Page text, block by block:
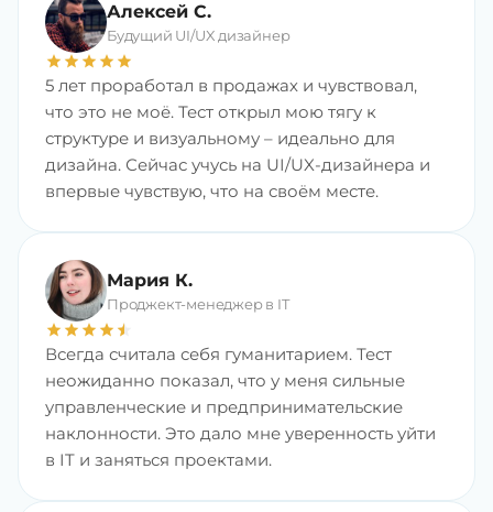
Алексей С.
Будущий UI/UX дизайнер
star star star star star
5 лет проработал в продажах и чувствовал,
что это не моё. Тест открыл мою тягу к
структуре и визуальному – идеально для
дизайна. Сейчас учусь на UI/UX-дизайнера и
впервые чувствую, что на своём месте.
Мария К.
Проджект-менеджер в IT
star star star star star
star
Всегда считала себя гуманитарием. Тест
неожиданно показал, что у меня сильные
управленческие и предпринимательские
наклонности. Это дало мне уверенность уйти
в IT и заняться проектами.